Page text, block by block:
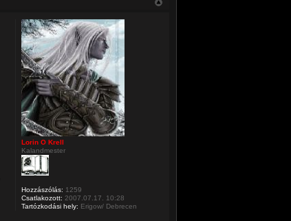
Lorin O Krell
Kalandmester
Hozzászólás: 1259
Csatlakozott: 2007.07.17. 10:28
Tartózkodási hely: Erigow/ Debrecen